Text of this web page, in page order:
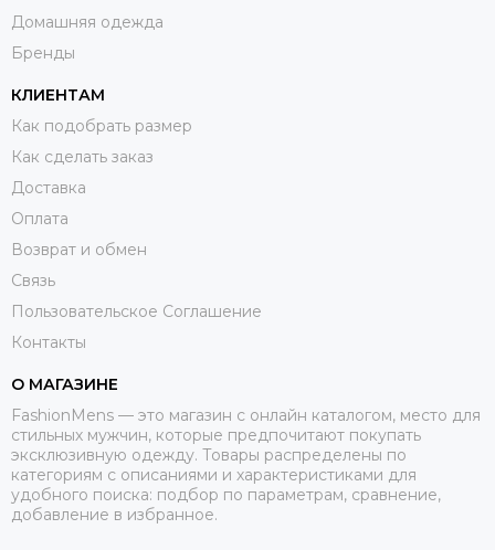
Домашняя одежда
Бренды
КЛИЕНТАМ
Как подобрать размер
Как сделать заказ
Доставка
Оплата
Возврат и обмен
Связь
Пользовательское Соглашение
Контакты
О МАГАЗИНЕ
FashionMens — это магазин с онлайн каталогом, место для
стильных мужчин, которые предпочитают покупать
эксклюзивную одежду. Товары распределены по
категориям с описаниями и характеристиками для
удобного поиска: подбор по параметрам, сравнение,
добавление в избранное.